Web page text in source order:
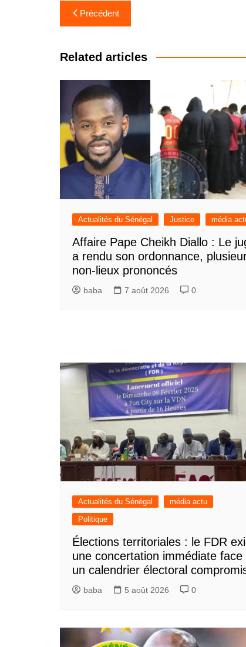
Navigation
de
l’article
Précédent
Related articles
Actualités du Sénégal Justice média
Affaire Pape Cheikh Diallo : Le
a rendu son ordonnance,
non-lieux prononcés
baba 7 août 2026 0
Actualités du Sénégal
média actu
Politique
Élections territoriales : le FDR
une concertation immédiate face
un calendrier électoral
baba 5 août 2026 0